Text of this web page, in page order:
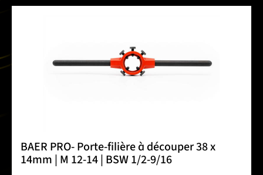
BAER PRO- Porte-filière à découper 38 x
14mm | M 12-14 | BSW 1/2-9/16